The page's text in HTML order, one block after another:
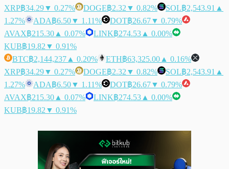
XRP฿34.29▼ 0.27% DOGE฿2.32 ▼ 0.82% SOL฿2,543.91 ▲
1.27%
ADA฿6.50▼ 1.11% DOT฿26.67▼ 0.79%
AVAX฿215.30 ▲ 0.07% LINK฿274.53 ▲ 0.00%
KUB฿19.82 ▼ 0.91%
BTC฿2,144,237 ▲ 0.20% ETH฿63,325.00 ▲ 0.16%
XRP฿34.29▼ 0.27% DOGE฿2.32 ▼ 0.82% SOL฿2,543.91 ▲
1.27%
ADA฿6.50▼ 1.11% DOT฿26.67▼ 0.79%
AVAX฿215.30 ▲ 0.07% LINK฿274.53 ▲ 0.00%
KUB฿19.82 ▼ 0.91%